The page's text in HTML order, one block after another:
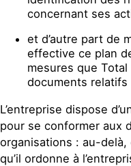
concernant ses
et d’autre part de
effective ce plan
mesures que
documents relatifs
L’entreprise dispose
pour se conformer aux
organisations : au-
qu’il ordonne à